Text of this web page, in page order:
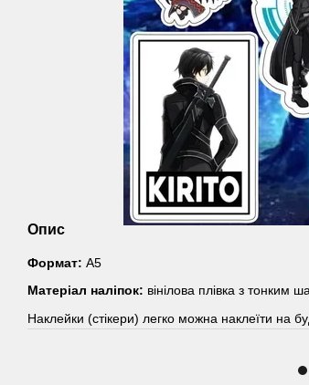
Опис
Формат: А5
Матеріал наліпок: вінілова плівка з тонким
Наклейки (стікери) легко можна наклеїти на